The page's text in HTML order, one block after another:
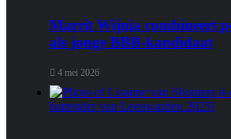
Marrit Wijnia combineert
als jonge BBB‑kandidaat
4 mei 2026